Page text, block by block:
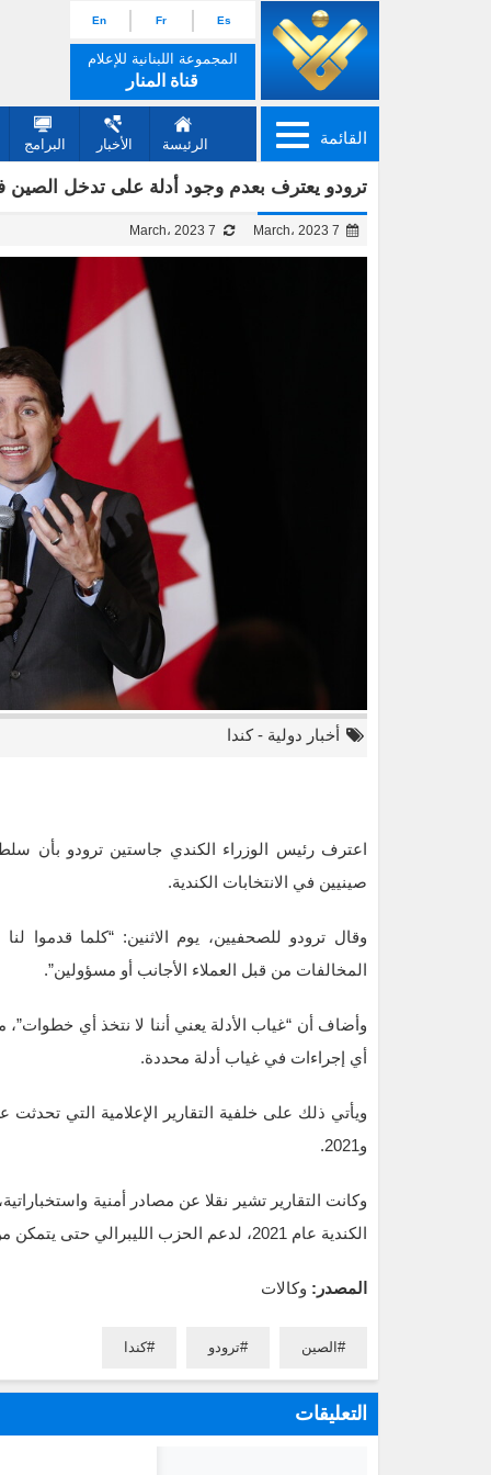
Es
Fr
En
المجموعة اللبنانية للإعلام
قناة المنار
القائمة الرئيسة الأخبار البرامج
ترودو يعترف بعدم وجود أدلة على تدخل الصين في
أخبار دولية -كندا
اعترف رئيس الوزراء الكندي جاستين ترودو بأن
صينيين في الانتخابات الكندية.
وقال ترودو للصحفيين، يوم الاثنين: “كلما قدموا
المخالفات من قبل العملاء الأجانب أو مسؤولين”.
وأضاف أن “غياب الأدلة يعني أننا لا نتخذ أي
أي إجراءات في غياب أدلة محددة.
و2021.
وكانت التقارير تشير نقلا عن مصادر أمنية
الكندية عام 2021، لدعم الحزب الليبرالي حتى يتمكن من تشكيل “حكومة الأقلية”.
المصدر: وكالات
الصين ترودو كندا
التعليقات